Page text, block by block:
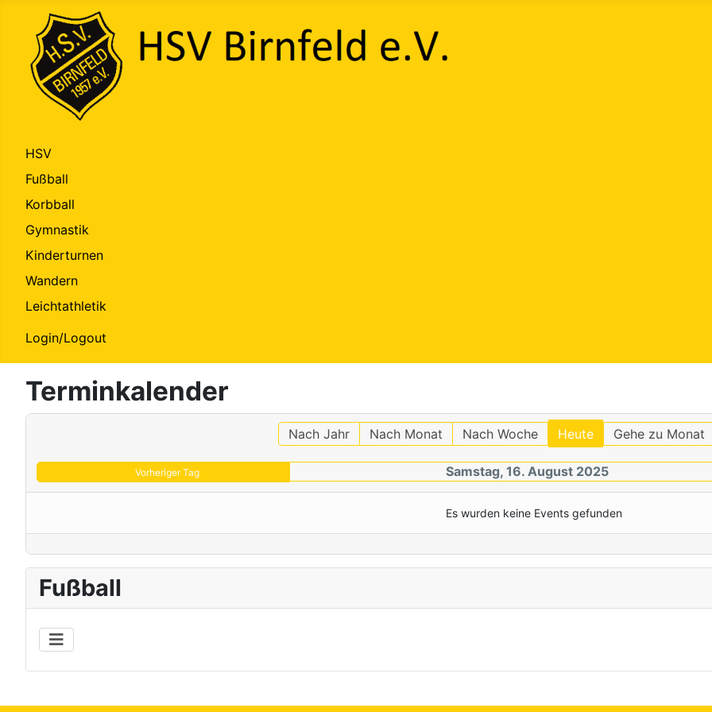
HSV
Fußball
Korbball
Gymnastik
Kinderturnen
Wandern
Leichtathletik
Login/Logout
Terminkalender
Nach Jahr Nach Monat Nach Woche Heute Gehe zu Monat
Vorheriger Tag Samstag, 16. August 2025
Es wurden keine Events gefunden
Fußball